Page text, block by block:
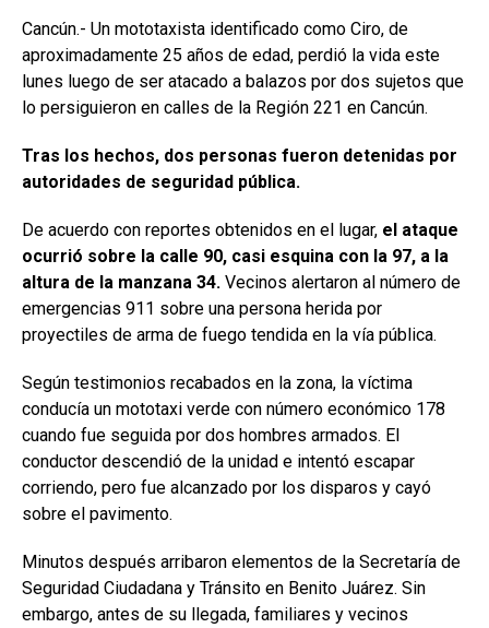
Cancún.- Un mototaxista identificado como Ciro, de
aproximadamente 25 años de edad, perdió la vida este
lunes luego de ser atacado a balazos por dos sujetos que
lo persiguieron en calles de la Región 221 en Cancún.
Tras los hechos, dos personas fueron detenidas por
autoridades de seguridad pública.
De acuerdo con reportes obtenidos en el lugar, el ataque
ocurrió sobre la calle 90, casi esquina con la 97, a la
altura de la manzana 34. Vecinos alertaron al número de
emergencias 911 sobre una persona herida por
proyectiles de arma de fuego tendida en la vía pública.
Según testimonios recabados en la zona, la víctima
conducía un mototaxi verde con número económico 178
cuando fue seguida por dos hombres armados. El
conductor descendió de la unidad e intentó escapar
corriendo, pero fue alcanzado por los disparos y cayó
sobre el pavimento.
Minutos después arribaron elementos de la Secretaría de
Seguridad Ciudadana y Tránsito en Benito Juárez. Sin
embargo, antes de su llegada, familiares y vecinos